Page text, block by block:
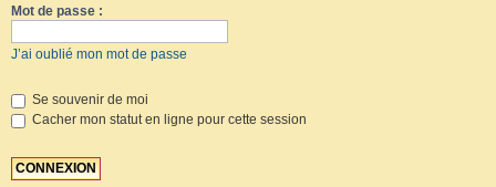
Mot de passe :
J’ai oublié mon mot de passe
Se souvenir de moi
Cacher mon statut en ligne pour cette session